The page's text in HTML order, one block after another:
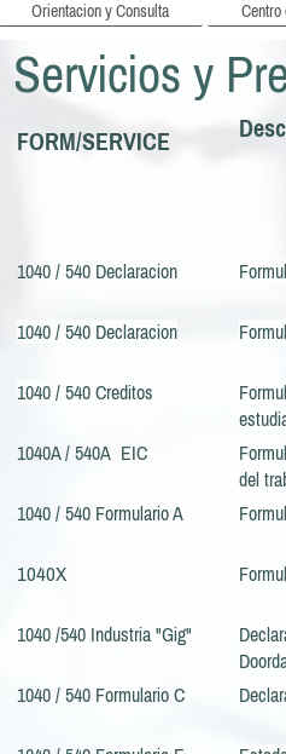
Orientacion y Consulta Centro
Servicios y
FORM/SERVICE
1040 / 540 Declaracion
1040 / 540 Declaracion
1040 / 540 Creditos
1040A / 540A EIC
del
1040 / 540 Formulario A
1040X
1040 /540 Industria "Gig"
1040 / 540 Formulario C